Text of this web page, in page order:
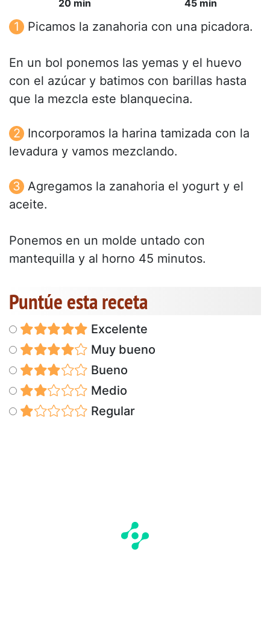
20 min 45 min
Picamos la zanahoria con una picadora.
En un bol ponemos las yemas y el huevo
con el azúcar y batimos con barillas hasta
que la mezcla este blanquecina.
Incorporamos la harina tamizada con la
levadura y vamos mezclando.
Agregamos la zanahoria el yogurt y el
aceite.
Ponemos en un molde untado con
mantequilla y al horno 45 minutos.
Puntúe esta receta
Excelente
Muy bueno
Bueno
Medio
Regular